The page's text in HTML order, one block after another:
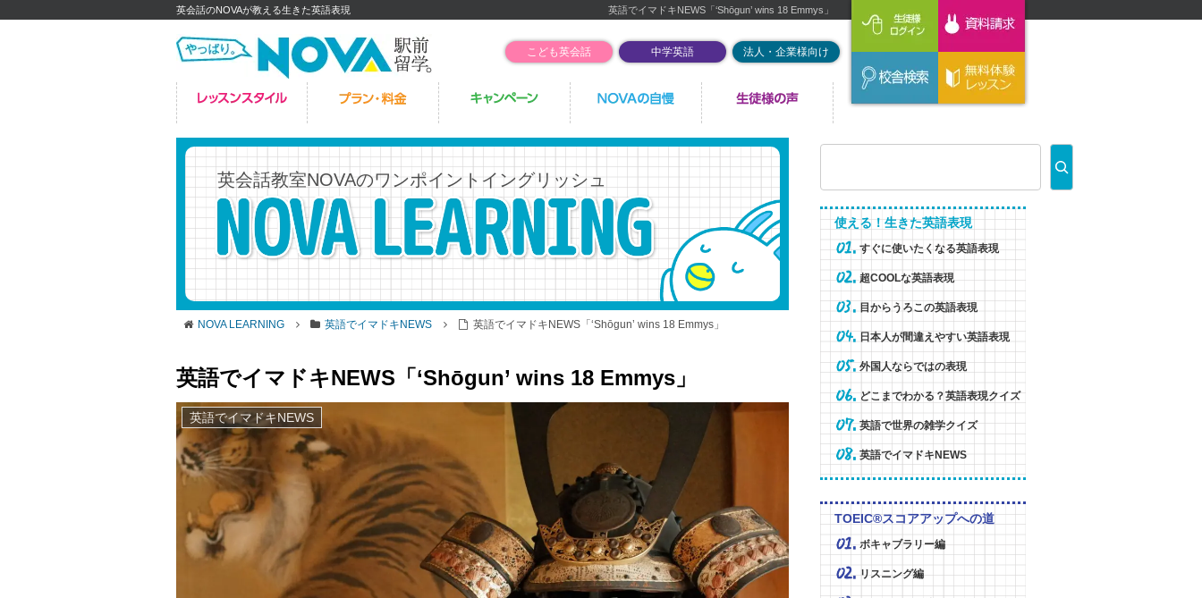
英会話のNOVAが教える生きた英語表現 英語でイマドキNEWS「‘Shōgun’ wins 18 Emmys」
こども英会話 中学英語 法人・企業様向け
英会話教室NOVAのワンポイントイングリッシュ
NOVA LEARNING 英語でイマドキNEWS 英語でイマドキNEWS「‘Shōgun’ wins 18 Emmys」
英語でイマドキNEWS「‘Shōgun’ wins 18 Emmys」
英語でイマドキNEWS
使える！生きた英語表現
すぐに使いたくなる英語表現
超COOLな英語表現
目からうろこの英語表現
日本人が間違えやすい英語表現
外国人ならではの表現
どこまでわかる？英語表現クイズ
英語で世界の雑学クイズ
英語でイマドキNEWS
TOEIC®スコアアップへの道
ボキャブラリー編
リスニング編